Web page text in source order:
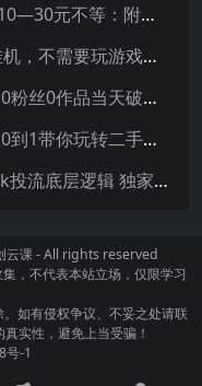
帮别人安装“纸飞机“，一单赚10—30元不等：附：免费节点
25年最新游戏搬砖，全自动挂机，不需要玩游戏，单手机操作日入300+
2024抖音直播100%起号方法 0粉丝0作品当天破千人在线 多种变现方式
二手车电商化直播落地课，从0到1带你玩转二手车直播
tiktok投流实操课：掌握tiktok投流底层逻辑 独家TK投流玩法
云课- All rights reserved
，不代表本站立场，仅限学习
如有侵权争议、不妥之处请联
实性，避免上当受骗！
号-1